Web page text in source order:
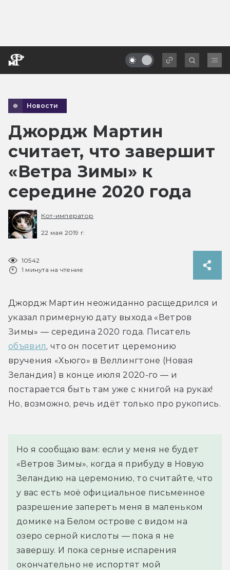
Новости
Джордж Мартин
считает, что завершит
«Ветра Зимы» к
середине 2020 года
Кот-император
22 мая 2019 г.
10542
1 минута на чтение
Джордж Мартин неожиданно расщедрился и
указал примерную дату выхода «Ветров
объявил, что он посетит церемонию
вручения «Хьюго» в Веллингтоне (Новая
Зеландия) в конце июля 2020-го — и
постарается быть там уже с книгой на руках!
Но, возможно, речь идёт только про рукопись.
Но я сообщаю вам: если у меня не будет
«Ветров Зимы», когда я прибуду в Новую
Зеландию на церемонию, то считайте, что
у вас есть моё официальное письменное
разрешение запереть меня в маленьком
домике на Белом острове с видом на
озеро серной кислоты — пока я не
завершу. И пока серные испарения
окончательно не испортят мой